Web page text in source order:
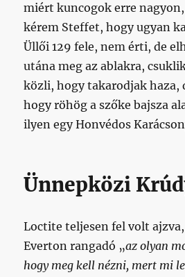
miért kuncogok erre
kérem Steffet, hogy ugyan
Üllői 129 fele, nem érti, de
utána meg az ablakra,
közli, hogy takarodjak haza,
hogy röhög a szőke bajsza
ilyen egy Honvédos
Ünnepközi
Loctite teljesen fel volt
Everton rangadó „az olyan
hogy meg kell nézni, mert mi